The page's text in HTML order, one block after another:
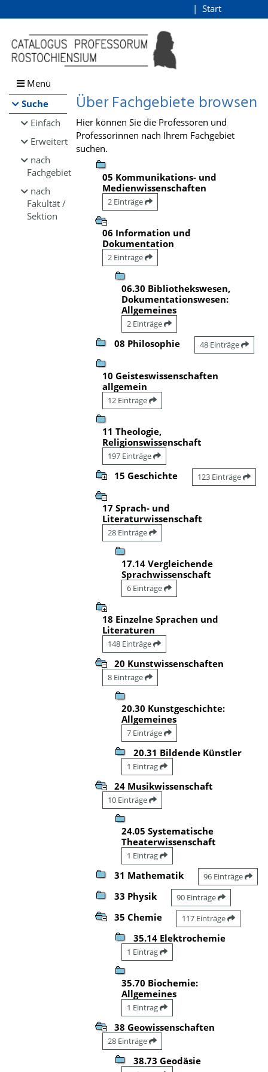
Browsen
direkt zum Inhalt
Start
Menü
Suche
Einfach
Erweitert
nach
Fachgebiet
nach
Fakultät /
Sektion
Über Fachgebiete browsen
Hier können Sie die Professoren und
Professorinnen nach Ihrem Fachgebiet
suchen.
05 Kommunikations- und
Medienwissenschaften
2 Einträge
06 Information und
Dokumentation
2 Einträge
06.30 Bibliothekswesen,
Dokumentationswesen:
Allgemeines
2 Einträge
08 Philosophie 48 Einträge
10 Geisteswissenschaften
allgemein
12 Einträge
11 Theologie,
Religionswissenschaft
197 Einträge
15 Geschichte 123 Einträge
17 Sprach- und
Literaturwissenschaft
28 Einträge
17.14 Vergleichende
Sprachwissenschaft
6 Einträge
18 Einzelne Sprachen und
Literaturen
148 Einträge
20 Kunstwissenschaften
8 Einträge
20.30 Kunstgeschichte:
Allgemeines
7 Einträge
20.31 Bildende Künstler
1 Eintrag
24 Musikwissenschaft
10 Einträge
24.05 Systematische
Theaterwissenschaft
1 Eintrag
31 Mathematik 96 Einträge
33 Physik 90 Einträge
35 Chemie 117 Einträge
35.14 Elektrochemie
1 Eintrag
35.70 Biochemie:
Allgemeines
1 Eintrag
38 Geowissenschaften
28 Einträge
38.73 Geodäsie